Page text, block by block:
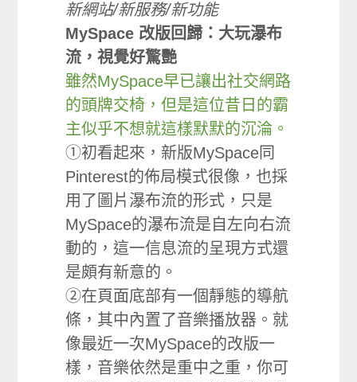
新網站/新服務/新功能
MySpace 改版回歸：大玩瀑布
流，視覺好驚艷
雖然MySpace早已讓出社交網路
的頭牌交椅，但是這位昔日的霸
主似乎不想就這樣默默的沉淪。
①初看起來，新版MySpace同
Pinterest的佈局模式很像，也採
用了圖片瀑布流的形式，只是
MySpace的瀑布流是自左向右流
動的，這一信息流的呈現方式還
是頗有新意的。
②在頁面底部有一個靜態的導航
條，其中內置了音樂播放器。就
像最近一次MySpace的改版一
樣，音樂依然是重中之重，你可